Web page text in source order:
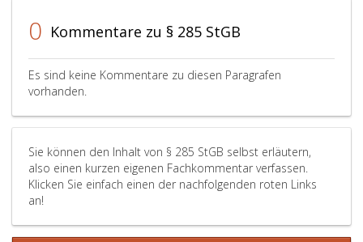
0 Kommentare zu § 285 StGB
Es sind keine Kommentare zu diesen Paragrafen
vorhanden.
Sie können den Inhalt von § 285 StGB selbst erläutern,
also einen kurzen eigenen Fachkommentar verfassen.
Klicken Sie einfach einen der nachfolgenden roten Links
an!